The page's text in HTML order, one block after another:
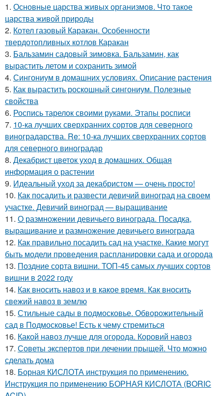
1. Основные царства живых организмов. Что такое
царства живой природы
2. Котел газовый Каракан. Особенности
твердотопливных котлов Каракан
3. Бальзамин садовый зимовка. Бальзамин, как
вырастить летом и сохранить зимой
4. Сингониум в домашних условиях. Описание растения
5. Как вырастить роскошный сингониум. Полезные
свойства
6. Роспись тарелок своими руками. Этапы росписи
7. 10-ка лучших сверхранних сортов для северного
виноградарства. Re: 10-ка лучших сверхранних сортов
для северного виноградар
8. Декабрист цветок уход в домашних. Общая
информация о растении
9. Идеальный уход за декабристом — очень просто!
10. Как посадить и развести девичий виноград на своем
участке. Девичий виноград — выращивание
11. О размножении девичьего винограда. Посадка,
выращивание и размножение девичьего винограда
12. Как правильно посадить сад на участке. Какие могут
быть модели проведения распланировки сада и огорода
13. Поздние сорта вишни. ТОП-45 самых лучших сортов
вишни в 2022 году
14. Как вносить навоз и в какое время. Как вносить
свежий навоз в землю
15. Стильные сады в подмосковье. Обворожительный
сад в Подмосковье! Есть к чему стремиться
16. Какой навоз лучше для огорода. Коровий навоз
17. Советы экспертов при лечении прыщей. Что можно
сделать дома
18. Борная КИСЛОТА инструкция по применению.
Инструкция по применению БОРНАЯ КИСЛОТА (BORIC